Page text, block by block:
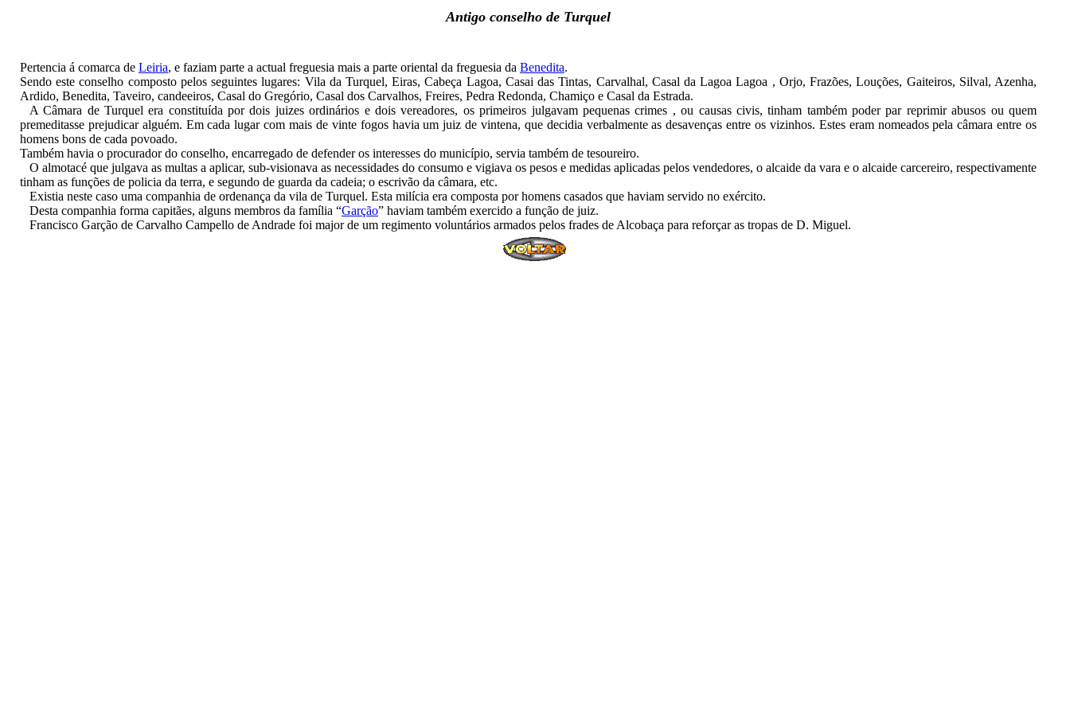
Antigo conselho de Turquel
Pertencia á comarca de Leiria, e faziam parte a actual freguesia mais a parte oriental da freguesia da Benedita.
Sendo este conselho composto pelos seguintes lugares: Vila da Turquel, Eiras, Cabeça Lagoa, Casai das Tintas, Carvalhal, Casal da Lagoa Lagoa , Orjo, Frazões, Louções, Gaiteiros, Silval, Azenha,
Ardido, Benedita, Taveiro, candeeiros, Casal do Gregório, Casal dos Carvalhos, Freires, Pedra Redonda, Chamiço e Casal da Estrada.
A Câmara de Turquel era constituída por dois juizes ordinários e dois vereadores, os primeiros julgavam pequenas crimes , ou causas civis, tinham também poder par reprimir abusos ou quem
premeditasse prejudicar alguém. Em cada lugar com mais de vinte fogos havia um juiz de vintena, que decidia verbalmente as desavenças entre os vizinhos. Estes eram nomeados pela câmara entre os
homens bons de cada povoado.
Também havia o procurador do conselho, encarregado de defender os interesses do município, servia também de tesoureiro.
O almotacé que julgava as multas a aplicar, sub-visionava as necessidades do consumo e vigiava os pesos e medidas aplicadas pelos vendedores, o alcaide da vara e o alcaide carcereiro, respectivamente
tinham as funções de policia da terra, e segundo de guarda da cadeia; o escrivão da câmara, etc.
Existia neste caso uma companhia de ordenança da vila de Turquel. Esta milícia era composta por homens casados que haviam servido no exército.
Desta companhia forma capitães, alguns membros da família “Garção” haviam também exercido a função de juiz.
Francisco Garção de Carvalho Campello de Andrade foi major de um regimento voluntários armados pelos frades de Alcobaça para reforçar as tropas de D. Miguel.